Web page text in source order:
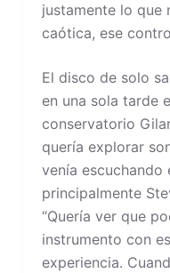
justamente lo que
caótica, ese
El disco de solo
en una sola tarde
conservatorio
quería explorar
venía escuchando
principalmente
“Quería ver que
instrumento con
experiencia.